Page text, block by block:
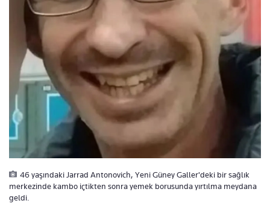
46 yaşındaki Jarrad Antonovich, Yeni Güney Galler'deki bir sağlık
merkezinde kambo içtikten sonra yemek borusunda yırtılma meydana
geldi.